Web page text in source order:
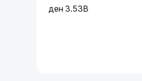
3.53B